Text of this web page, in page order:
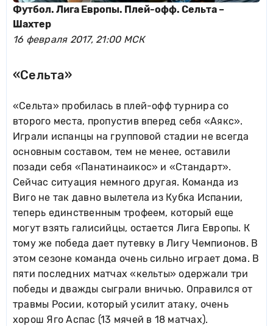
Футбол. Лига Европы. Плей-офф. Сельта –
Шахтер
16 февраля 2017, 21:00 МСК
«Сельта»
«Сельта» пробилась в плей-офф турнира со
второго места, пропустив вперед себя «Аякс».
Играли испанцы на групповой стадии не всегда
основным составом, тем не менее, оставили
позади себя «Панатинаикос» и «Стандарт».
Сейчас ситуация немного другая. Команда из
Виго не так давно вылетела из Кубка Испании,
теперь единственным трофеем, который еще
могут взять галисийцы, остается Лига Европы. К
тому же победа дает путевку в Лигу Чемпионов. В
этом сезоне команда очень сильно играет дома. В
пяти последних матчах «кельты» одержали три
победы и дважды сыграли вничью. Оправился от
травмы Росии, который усилит атаку, очень
хорош Яго Аспас (13 мячей в 18 матчах).